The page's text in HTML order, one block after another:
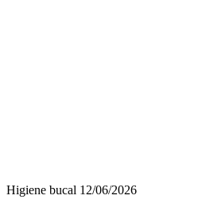
Higiene bucal 12/06/2026